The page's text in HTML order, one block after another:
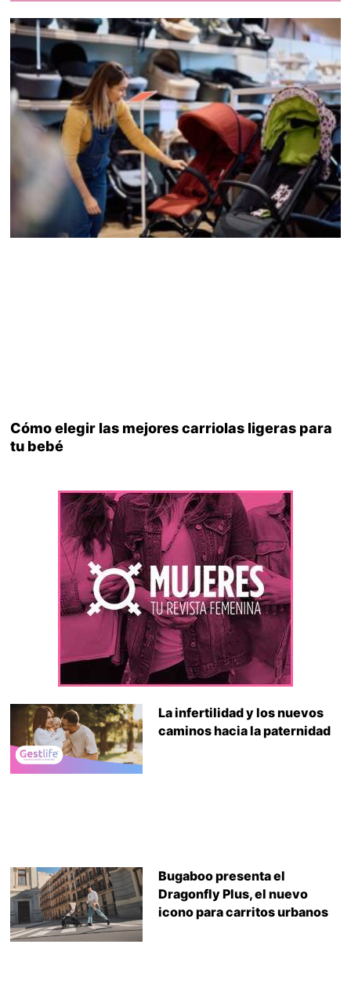
Cómo elegir las mejores carriolas ligeras para
tu bebé
La infertilidad y los nuevos
caminos hacia la paternidad
Bugaboo presenta el
Dragonfly Plus, el nuevo
icono para carritos urbanos